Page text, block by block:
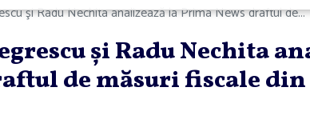
şi Radu Nechita analizează la Prima News draftul de...
şi Radu Nechita
de măsuri fiscale din